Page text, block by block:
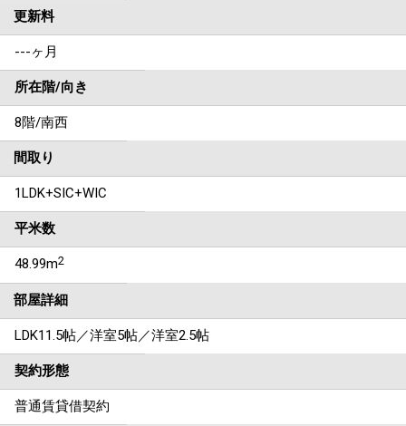
更新料
---ヶ月
所在階/向き
8階/南西
間取り
1LDK+SIC+WIC
平米数
48.99m2
部屋詳細
LDK11.5帖／洋室5帖／洋室2.5帖
契約形態
普通賃貸借契約